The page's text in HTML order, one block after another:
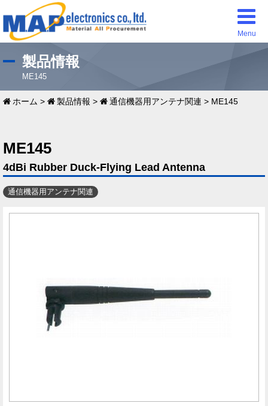
Menu
製品情報
ME145
ホーム > 製品情報 > 通信機器用アンテナ関連 > ME145
ME145
4dBi Rubber Duck-Flying Lead Antenna
通信機器用アンテナ関連